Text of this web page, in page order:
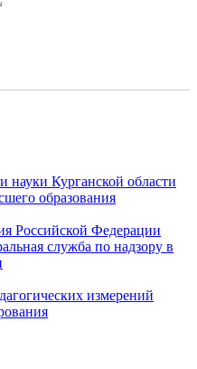
науки Курганской области
образования
Российской Федерации
служба по надзору в
измерений